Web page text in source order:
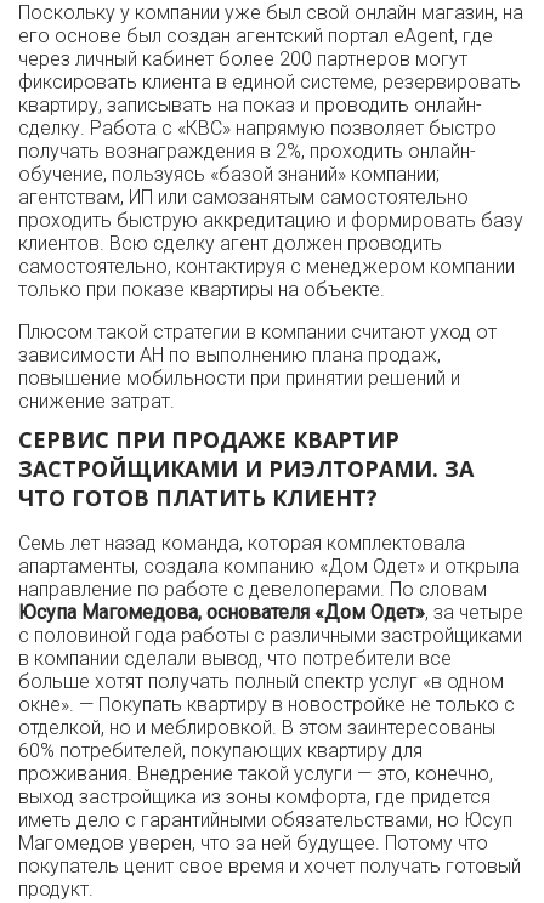
Поскольку у компании уже был свой онлайн магазин, на
его основе был создан агентский портал eAgent, где
через личный кабинет более 200 партнеров могут
фиксировать клиента в единой системе, резервировать
квартиру, записывать на показ и проводить онлайн-
сделку. Работа с «КВС» напрямую позволяет быстро
получать вознаграждения в 2%, проходить онлайн-
обучение, пользуясь «базой знаний» компании;
агентствам, ИП или самозанятым самостоятельно
проходить быструю аккредитацию и формировать базу
клиентов. Всю сделку агент должен проводить
самостоятельно, контактируя с менеджером компании
только при показе квартиры на объекте.
Плюсом такой стратегии в компании считают уход от
зависимости АН по выполнению плана продаж,
повышение мобильности при принятии решений и
снижение затрат.
СЕРВИС ПРИ ПРОДАЖЕ КВАРТИР
ЗАСТРОЙЩИКАМИ И РИЭЛТОРАМИ. ЗА
ЧТО ГОТОВ ПЛАТИТЬ КЛИЕНТ?
Семь лет назад команда, которая комплектовала
апартаменты, создала компанию «Дом Одет» и открыла
направление по работе с девелоперами. По словам
Юсупа Магомедова, основателя «Дом Одет», за четыре
с половиной года работы с различными застройщиками
в компании сделали вывод, что потребители все
больше хотят получать полный спектр услуг «в одном
окне». — Покупать квартиру в новостройке не только с
отделкой, но и меблировкой. В этом заинтересованы
60% потребителей, покупающих квартиру для
проживания. Внедрение такой услуги — это, конечно,
выход застройщика из зоны комфорта, где придется
иметь дело с гарантийными обязательствами, но Юсуп
Магомедов уверен, что за ней будущее. Потому что
покупатель ценит свое время и хочет получать готовый
продукт.